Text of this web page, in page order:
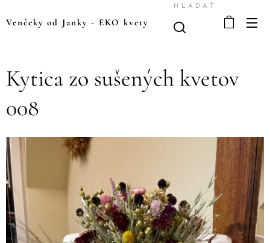
Venčeky od Janky - EKO kvety
HĽADAŤ
Kytica zo sušených kvetov
008